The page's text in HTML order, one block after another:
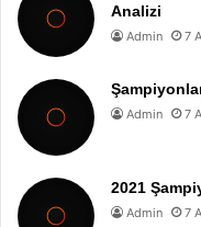
Analizi
Admin 7
Admin 7
2021
Admin 7